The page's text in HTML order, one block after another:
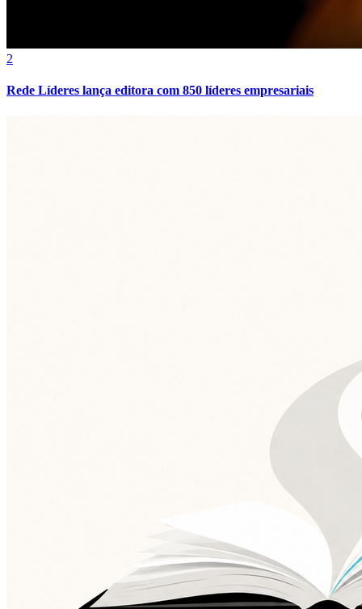
2
Rede Líderes lança editora com 850 líderes empresariais